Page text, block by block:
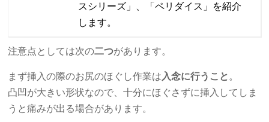
スシリーズ」、「ペリダイス」を紹介
します。
注意点としては次の二つがあります。
まず挿入の際のお尻のほぐし作業は 入念に行うこと 。
凸凹が大きい形状なので、十分にほぐさずに挿入してしま
うと痛みが出る場合があります。